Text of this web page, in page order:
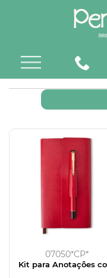
07050*CP*
Kit para Anotações
Caneta